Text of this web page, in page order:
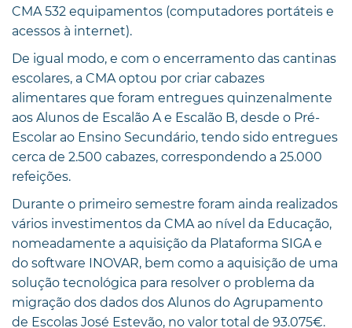
CMA 532 equipamentos (computadores portáteis e
acessos à internet).
De igual modo, e com o encerramento das cantinas
escolares, a CMA optou por criar cabazes
alimentares que foram entregues quinzenalmente
aos Alunos de Escalão A e Escalão B, desde o Pré-
Escolar ao Ensino Secundário, tendo sido entregues
cerca de 2.500 cabazes, correspondendo a 25.000
refeições.
Durante o primeiro semestre foram ainda realizados
vários investimentos da CMA ao nível da Educação,
nomeadamente a aquisição da Plataforma SIGA e
do software INOVAR, bem como a aquisição de uma
solução tecnológica para resolver o problema da
migração dos dados dos Alunos do Agrupamento
de Escolas José Estevão, no valor total de 93.075€.